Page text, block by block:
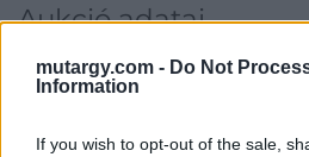
mutargy.com - Do Not
Information
If you wish to opt-out of the sale,
Aukció adatai
Aukció neve: 176.aukció - festmény,
Aukció dátuma: 2020.05.20